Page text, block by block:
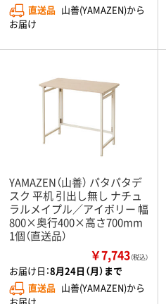
直送品 山善(YAMAZEN)から
お届け
YAMAZEN（山善） パタパタデ
スク 平机 引出し無し ナチュ
ラルメイプル／アイボリー 幅
800×奥行400×高さ700mm
1個（直送品）
￥7,743（税込）
お届け日：8月24日（月）まで
直送品 山善(YAMAZEN)から
お届け